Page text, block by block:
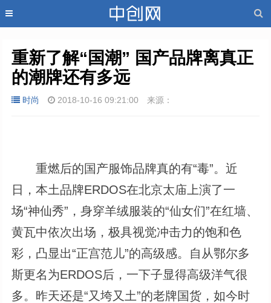
重新了解“国潮” 国产品牌离真正
的潮牌还有多远
时尚 2018-10-16 09:21:00 来源：
重燃后的国产服饰品牌真的有“毒”。近
日，本土品牌ERDOS在北京太庙上演了一
场“神仙秀”，身穿羊绒服装的“仙女们”在红墙、
黄瓦中依次出场，极具视觉冲击力的饱和色
彩，凸显出“正宫范儿”的高级感。自从鄂尔多
斯更名为ERDOS后，一下子显得高级洋气很
多。昨天还是“又垮又土”的老牌国货，如今时